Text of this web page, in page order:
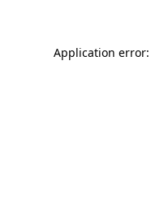
Application